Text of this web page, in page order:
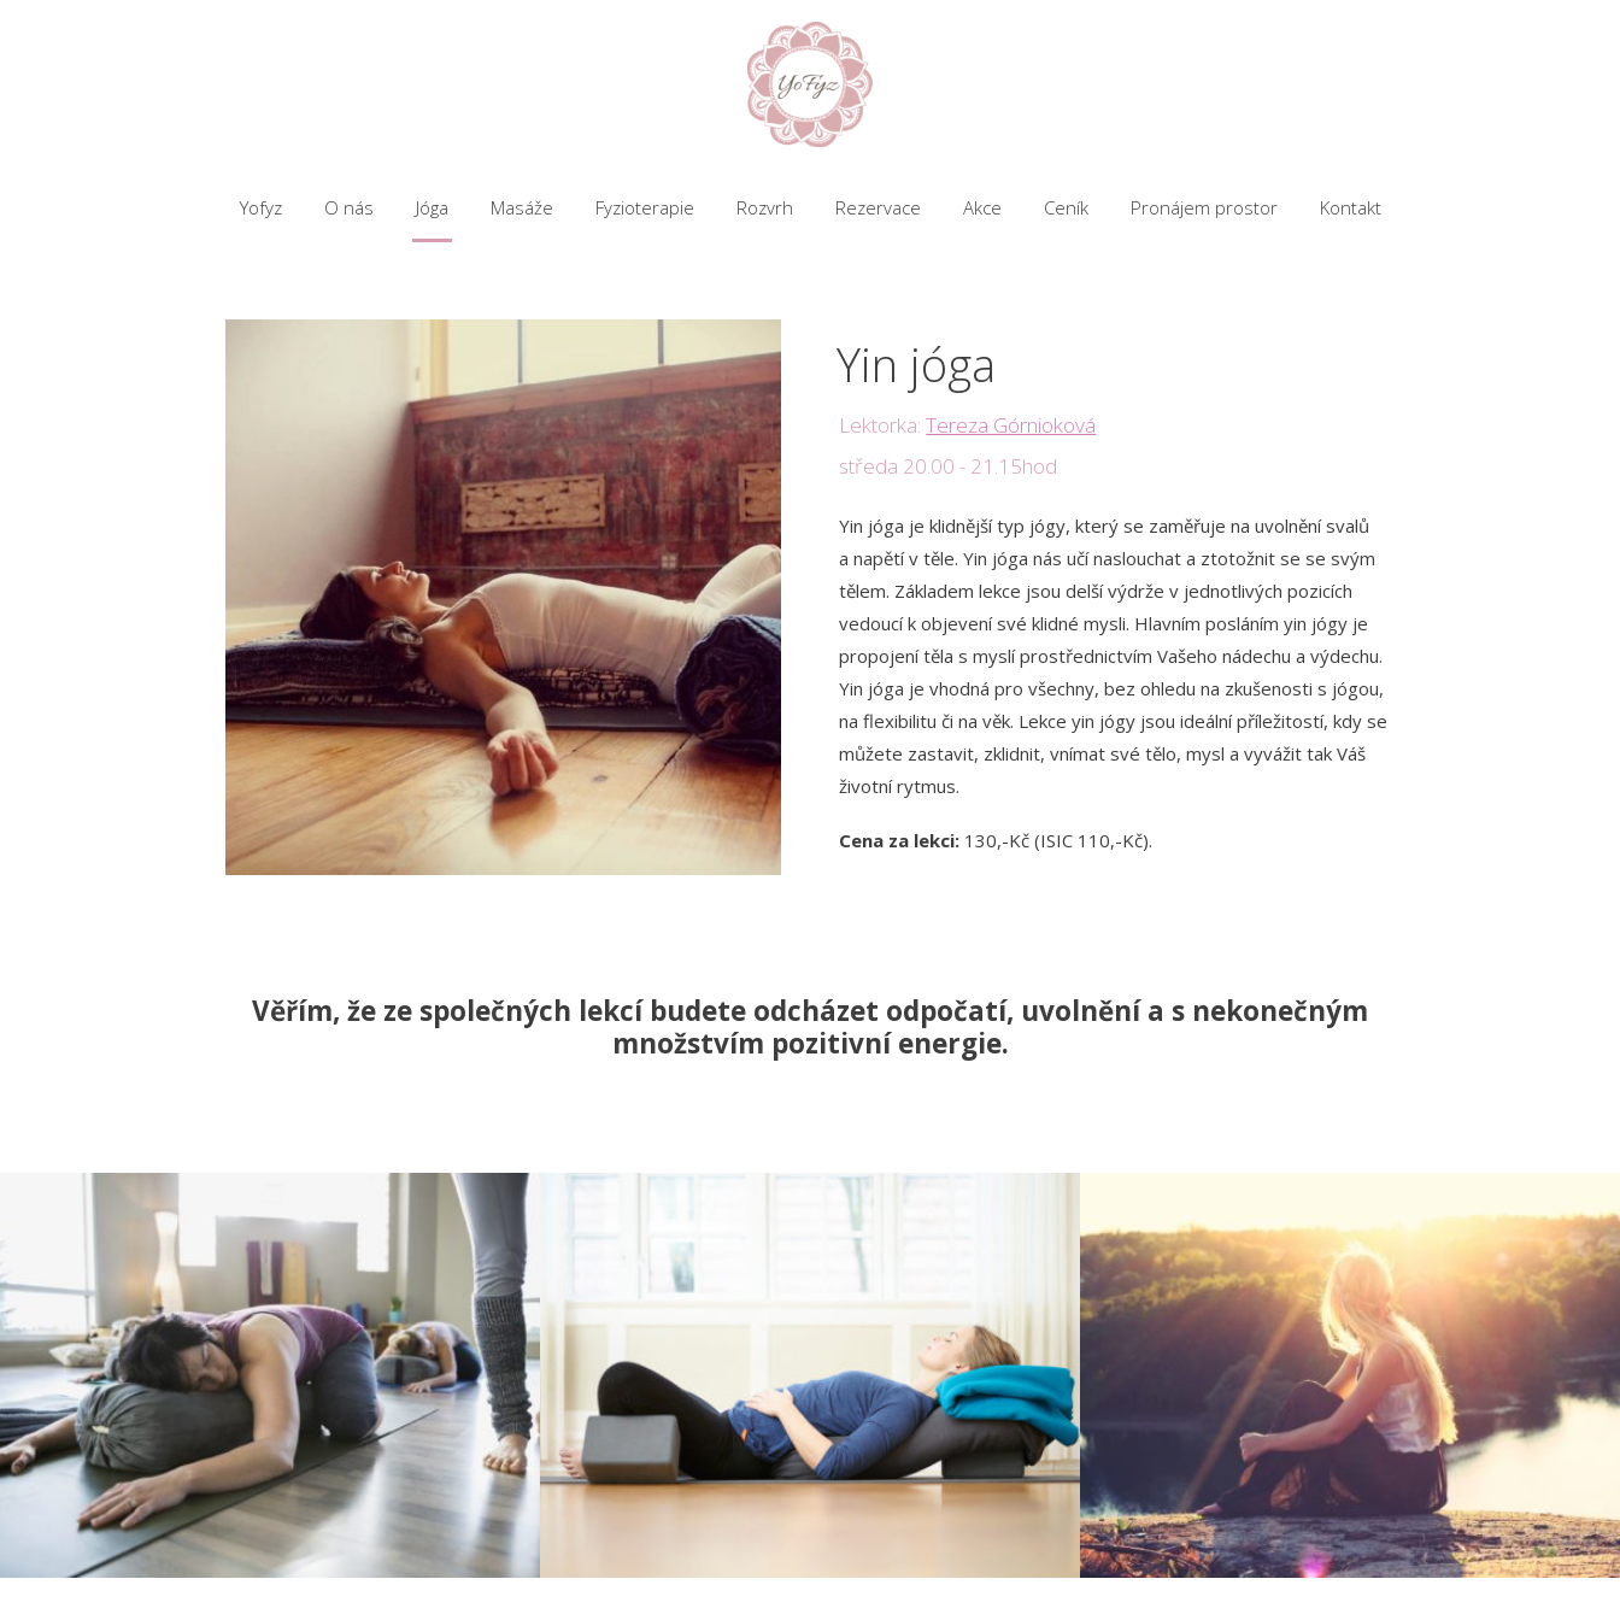
Yofyz O nás Jóga Masáže Fyzioterapie Rozvrh Rezervace Akce Ceník Pronájem prostor Kontakt
Yin jóga
Lektorka:Tereza Górnioková
středa 20.00 - 21.15hod
Yin jóga je klidnější typ jógy, který se zaměřuje na uvolnění svalů
a napětí v těle. Yin jóga nás učí naslouchat a ztotožnit se se svým
tělem. Základem lekce jsou delší výdrže v jednotlivých pozicích
vedoucí k objevení své klidné mysli. Hlavním posláním yin jógy je
propojení těla s myslí prostřednictvím Vašeho nádechu a výdechu.
Yin jóga je vhodná pro všechny, bez ohledu na zkušenosti s jógou,
na flexibilitu či na věk. Lekce yin jógy jsou ideální příležitostí, kdy se
můžete zastavit, zklidnit, vnímat své tělo, mysl a vyvážit tak Váš
životní rytmus.
Cena za lekci: 130,-Kč (ISIC 110,-Kč).
Věřím, že ze společných lekcí budete odcházet odpočatí, uvolnění a s nekonečným
množstvím pozitivní energie.